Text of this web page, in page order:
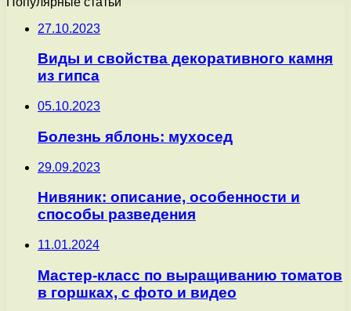
27.10.2023
Виды и свойства декоративного камня
из гипса
05.10.2023
Болезнь яблонь: мухосед
29.09.2023
Нивяник: описание, особенности и
способы разведения
11.01.2024
Мастер-класс по выращиванию томатов
в горшках, с фото и видео